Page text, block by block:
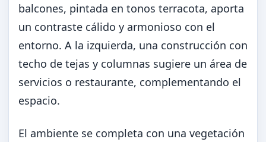
balcones, pintada en tonos terracota, aporta
un contraste cálido y armonioso con el
entorno. A la izquierda, una construcción con
techo de tejas y columnas sugiere un área de
servicios o restaurante, complementando el
espacio.
El ambiente se completa con una vegetación